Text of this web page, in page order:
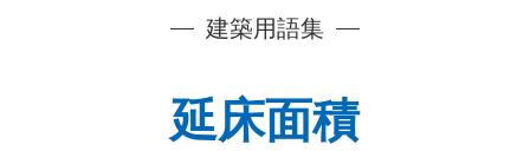
建築用語集
延床面積